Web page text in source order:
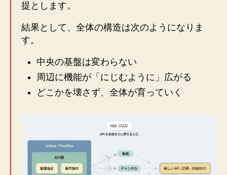
提とします。
結果として、全体の構造は次のようになりま
す。
中央の基盤は変わらない
周辺に機能が「にじむように」広がる
どこかを壊さず、全体が育っていく